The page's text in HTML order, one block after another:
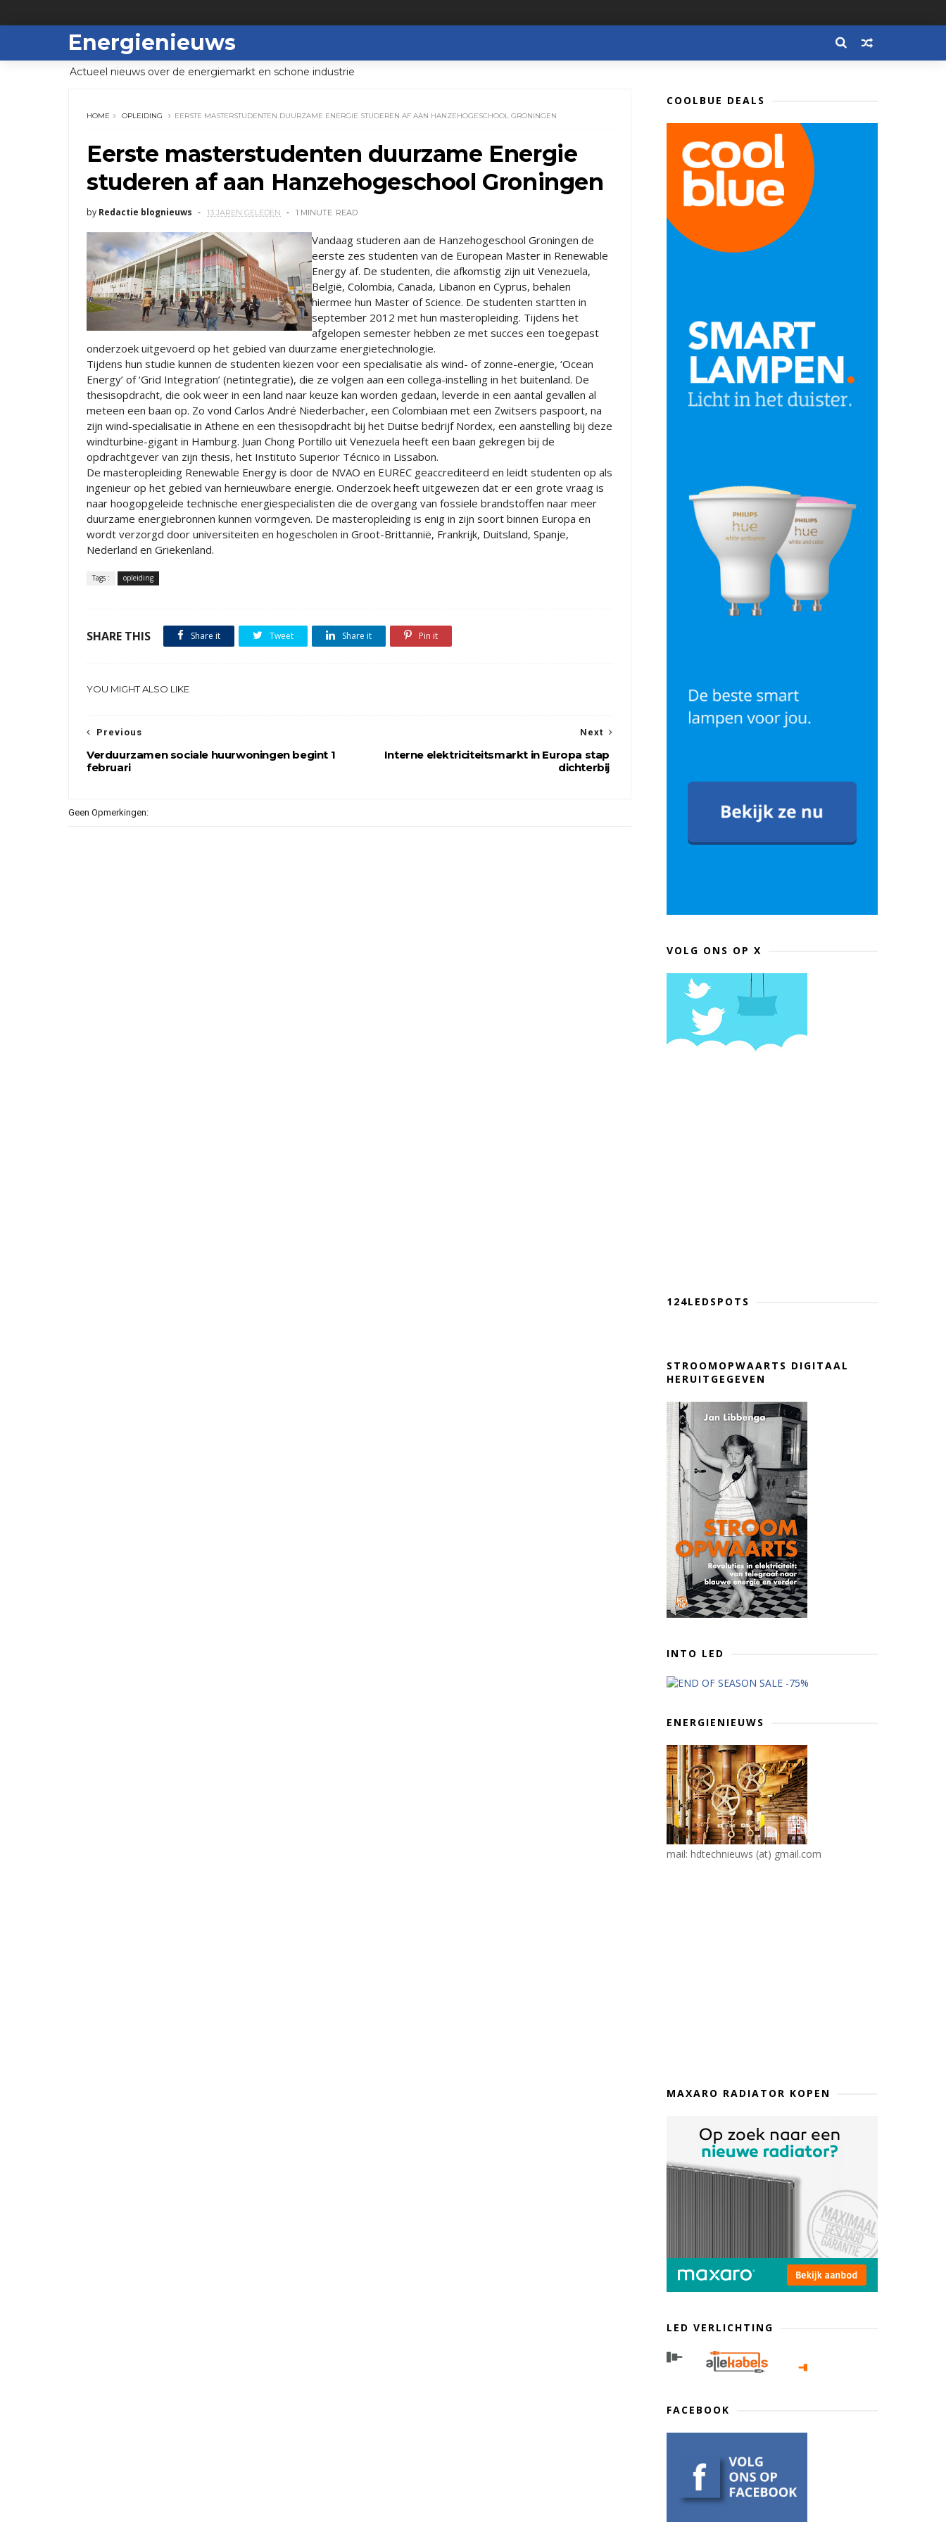
Energienieuws
Actueel nieuws over de energiemarkt en schone industrie
HOME OPLEIDING EERSTE MASTERSTUDENTEN DUURZAME ENERGIE STUDEREN AF AAN HANZEHOGESCHOOL GRONINGEN
Eerste masterstudenten duurzame Energie
studeren af aan Hanzehogeschool Groningen
by Redactie blognieuws 13 JAREN GELEDEN 1 MINUTE READ
Vandaag studeren aan de Hanzehogeschool Groningen de
eerste zes studenten van de European Master in Renewable
Energy af. De studenten, die afkomstig zijn uit Venezuela,
België, Colombia, Canada, Libanon en Cyprus, behalen
hiermee hun Master of Science. De studenten startten in
september 2012 met hun masteropleiding. Tijdens het
afgelopen semester hebben ze met succes een toegepast
onderzoek uitgevoerd op het gebied van duurzame energietechnologie.
Tijdens hun studie kunnen de studenten kiezen voor een specialisatie als wind- of zonne-energie, ‘Ocean
Energy’ of ‘Grid Integration’ (netintegratie), die ze volgen aan een collega-instelling in het buitenland. De
thesisopdracht, die ook weer in een land naar keuze kan worden gedaan, leverde in een aantal gevallen al
meteen een baan op. Zo vond Carlos André Niederbacher, een Colombiaan met een Zwitsers paspoort, na
zijn wind-specialisatie in Athene en een thesisopdracht bij het Duitse bedrijf Nordex, een aanstelling bij deze
windturbine-gigant in Hamburg. Juan Chong Portillo uit Venezuela heeft een baan gekregen bij de
opdrachtgever van zijn thesis, het Instituto Superior Técnico in Lissabon.
De masteropleiding Renewable Energy is door de NVAO en EUREC geaccrediteerd en leidt studenten op als
ingenieur op het gebied van hernieuwbare energie. Onderzoek heeft uitgewezen dat er een grote vraag is
naar hoogopgeleide technische energiespecialisten die de overgang van fossiele brandstoffen naar meer
duurzame energiebronnen kunnen vormgeven. De masteropleiding is enig in zijn soort binnen Europa en
wordt verzorgd door universiteiten en hogescholen in Groot-Brittannië, Frankrijk, Duitsland, Spanje,
Nederland en Griekenland.
Tags : opleiding
SHARE THIS Share it Tweet Share it Pin it
YOU MIGHT ALSO LIKE
Next
Interne elektriciteitsmarkt in Europa stap
dichterbij
Previous
Verduurzamen sociale huurwoningen begint 1
februari
Geen Opmerkingen:
COOLBUE DEALS
VOLG ONS OP X
124LEDSPOTS
STROOMOPWAARTS DIGITAAL
HERUITGEGEVEN
INTO LED
ENERGIENIEUWS
mail: hdtechnieuws (at) gmail.com
MAXARO RADIATOR KOPEN
LED VERLICHTING
FACEBOOK